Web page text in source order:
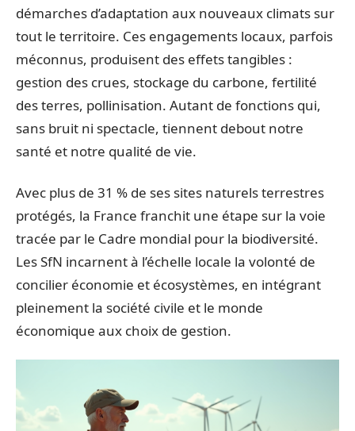
démarches d’adaptation aux nouveaux climats sur
tout le territoire. Ces engagements locaux, parfois
méconnus, produisent des effets tangibles :
gestion des crues, stockage du carbone, fertilité
des terres, pollinisation. Autant de fonctions qui,
sans bruit ni spectacle, tiennent debout notre
santé et notre qualité de vie.
Avec plus de 31 % de ses sites naturels terrestres
protégés, la France franchit une étape sur la voie
tracée par le Cadre mondial pour la biodiversité.
Les SfN incarnent à l’échelle locale la volonté de
concilier économie et écosystèmes, en intégrant
pleinement la société civile et le monde
économique aux choix de gestion.